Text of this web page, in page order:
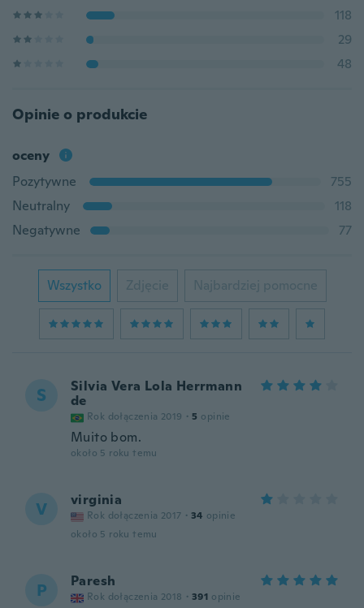
118
29
48
Opinie o produkcie
oceny
Pozytywne
755
Neutralny
118
Negatywne
77
Wszystko Zdjęcie Najbardziej pomocne
S
Silvia Vera Lola Herrmann
de
Rok dołączenia 2019 · 5 opinie
Muito bom.
około 5 roku temu
V virginia
Rok dołączenia 2017 · 34 opinie
około 5 roku temu
P Paresh
Rok dołączenia 2018 · 391 opinie